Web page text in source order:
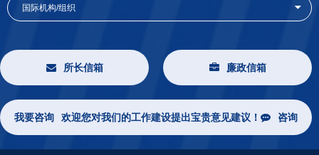
国际机构/组织
所长信箱 廉政信箱
我要咨询 欢迎您对我们的工作建设提出宝贵意见建议！ 咨询